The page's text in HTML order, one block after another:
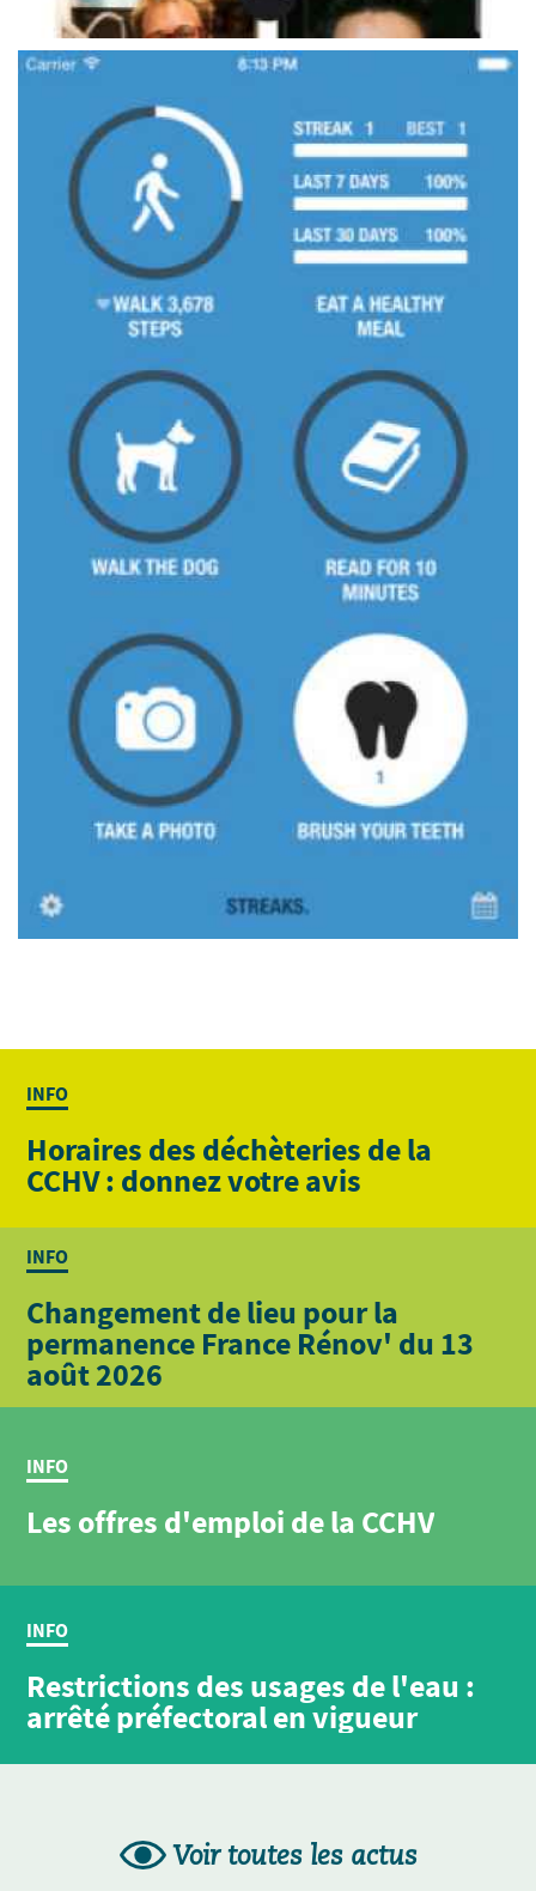
INFO
Horaires des déchèteries de la
CCHV : donnez votre avis
INFO
Changement de lieu pour la
permanence France Rénov' du 13
août 2026
INFO
Les offres d'emploi de la CCHV
INFO
Restrictions des usages de l'eau :
arrêté préfectoral en vigueur
Voir toutes les actus